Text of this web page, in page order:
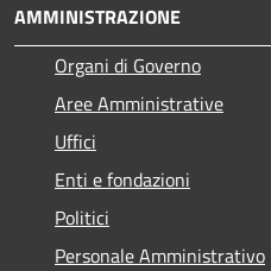
AMMINISTRAZIONE
Organi di Governo
Aree Amministrative
Uffici
Enti e fondazioni
Politici
Personale Amministrativo